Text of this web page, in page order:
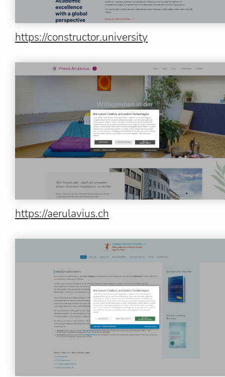
https://constructor.university
https://aerulavius.ch